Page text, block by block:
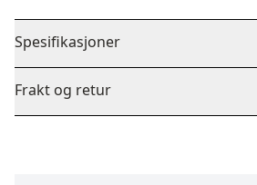
Spesifikasjoner
Frakt og retur